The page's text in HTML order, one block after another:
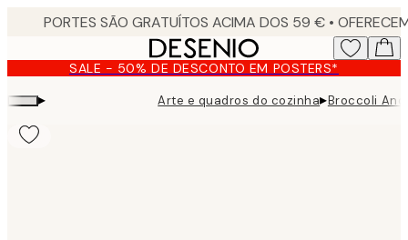
content. SALE - 50% DE DESCONTO EM POSTERS*
▸ Arte e quadros do cozinha▸Broccoli